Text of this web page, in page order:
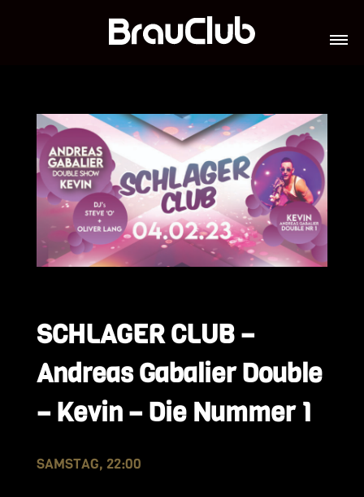
SCHLAGER CLUB –
Andreas Gabalier Double
– Kevin – Die Nummer 1
SAMSTAG, 22:00
GALERIE
TEAM
VIP-LOUNGES
JOBS